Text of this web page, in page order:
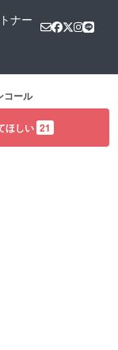
ナー
コール
ほしい 21